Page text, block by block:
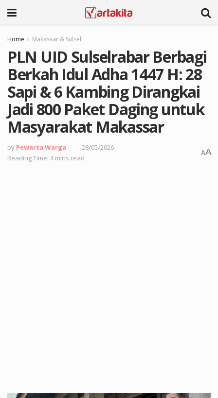
Home Makassar & Sulsel
PLN UID Sulselrabar Berbagi
Berkah Idul Adha 1447 H: 28
Sapi & 6 Kambing Dirangkai
Jadi 800 Paket Daging untuk
Masyarakat Makassar
by Pewarta Warga
28/05/2026
Reading Time: 4 mins read
AA